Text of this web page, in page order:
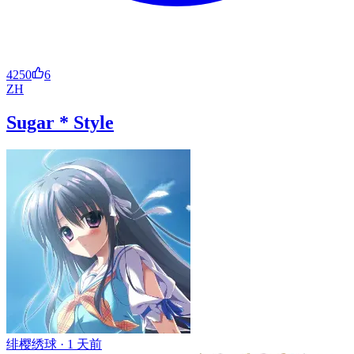
4250
6
ZH
Sugar * Style
绯樱绣球 · 1 天前